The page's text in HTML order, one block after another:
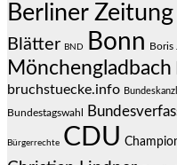
Berliner Zeitung
Blätter BND Bonn Boris
Mönchengladbach
bruchstuecke.info
Bundestagswahl
Bürgerrechte CDU